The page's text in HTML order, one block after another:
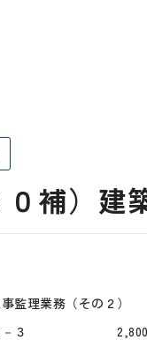
補）建
監理業務（その２）